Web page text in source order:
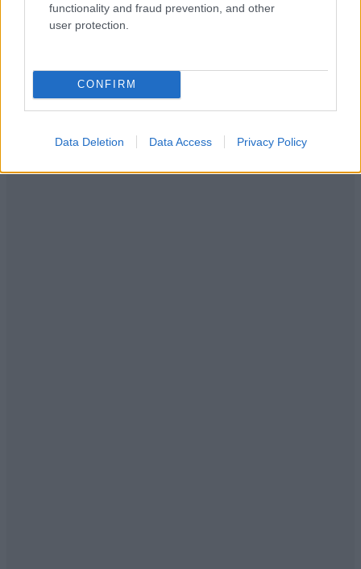
functionality and fraud prevention, and other
user protection.
CONFIRM
Data Deletion Data Access Privacy Policy
υπογράφει σε ελληνική ομάδα-έκπληξη!